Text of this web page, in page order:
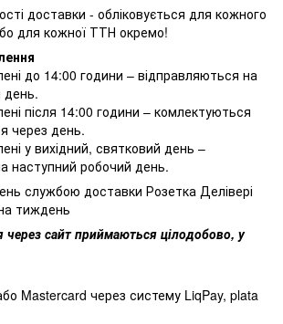
доставки - обліковується для кожного
для кожної ТТН окремо!
до 14:00 години – відправляються на
день.
після 14:00 години – комлектуються
через день.
у вихідний, святковий день –
наступний робочий день.
службою доставки Розетка Делівері
тиждень
через сайт приймаються цілодобово, у
Mastercard через систему LiqPay, plata